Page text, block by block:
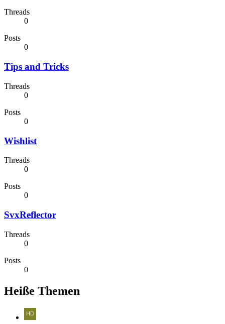
Threads
0
Posts
0
Tips and Tricks
Threads
0
Posts
0
Wishlist
Threads
0
Posts
0
SvxReflector
Threads
0
Posts
0
Heiße Themen